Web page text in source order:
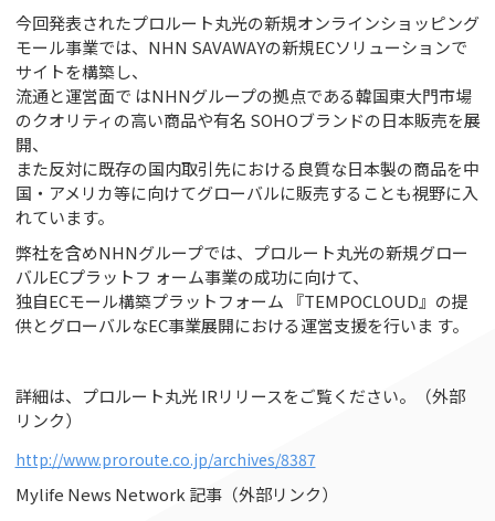
今回発表されたプロルート丸光の新規オンラインショッピング
モール事業では、NHN SAVAWAYの新規ECソリューションで
サイトを構築し、
流通と運営⾯で はNHNグループの拠点である韓国東⼤⾨市場
のクオリティの⾼い商品や有名 SOHOブランドの⽇本販売を展
開、
また反対に既存の国内取引先における良質な⽇本製の商品を中
国・アメリカ等に向けてグローバルに販売することも視野に⼊
れています。
弊社を含めNHNグループでは、プロルート丸光の新規グロー
バルECプラットフ ォーム事業の成功に向けて、
独⾃ECモール構築プラットフォーム 『TEMPOCLOUD』の提
供とグローバルなEC事業展開における運営⽀援を⾏いま す。
詳細は、プロルート丸光 IRリリースをご覧ください。（外部
リンク）
http://www.proroute.co.jp/archives/8387
Mylife News Network 記事（外部リンク）